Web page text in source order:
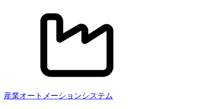
産業オートメーションシステム